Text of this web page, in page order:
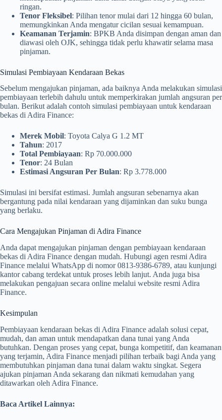
ringan.
Tenor Fleksibel: Pilihan tenor mulai dari 12 hingga 60 bulan,
memungkinkan Anda mengatur cicilan sesuai kemampuan.
Keamanan Terjamin: BPKB Anda disimpan dengan aman dan
diawasi oleh OJK, sehingga tidak perlu khawatir selama masa
pinjaman.
Simulasi Pembiayaan Kendaraan Bekas
Sebelum mengajukan pinjaman, ada baiknya Anda melakukan simulasi
pembiayaan terlebih dahulu untuk memperkirakan jumlah angsuran per
bulan. Berikut adalah contoh simulasi pembiayaan untuk kendaraan
bekas di Adira Finance:
Merek Mobil: Toyota Calya G 1.2 MT
Tahun: 2017
Total Pembiayaan: Rp 70.000.000
Tenor: 24 Bulan
Estimasi Angsuran Per Bulan: Rp 3.778.000
Simulasi ini bersifat estimasi. Jumlah angsuran sebenarnya akan
bergantung pada nilai kendaraan yang dijaminkan dan suku bunga
yang berlaku.
Cara Mengajukan Pinjaman di Adira Finance
Anda dapat mengajukan pinjaman dengan pembiayaan kendaraan
bekas di Adira Finance dengan mudah. Hubungi agen resmi Adira
Finance melalui WhatsApp di nomor 0813-9386-6789, atau kunjungi
kantor cabang terdekat untuk proses lebih lanjut. Anda juga bisa
melakukan pengajuan secara online melalui website resmi Adira
Finance.
Kesimpulan
Pembiayaan kendaraan bekas di Adira Finance adalah solusi cepat,
mudah, dan aman untuk mendapatkan dana tunai yang Anda
butuhkan. Dengan proses yang cepat, bunga kompetitif, dan keamanan
yang terjamin, Adira Finance menjadi pilihan terbaik bagi Anda yang
membutuhkan pinjaman dana tunai dalam waktu singkat. Segera
ajukan pinjaman Anda sekarang dan nikmati kemudahan yang
ditawarkan oleh Adira Finance.
Baca Artikel Lainnya: